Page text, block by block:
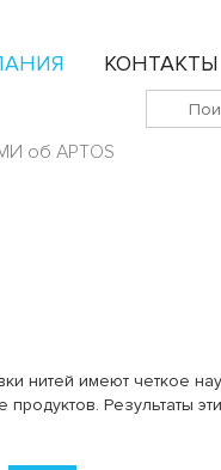
КОНТАКТЫ
об APTOS
нитей имеют четкое
Результаты